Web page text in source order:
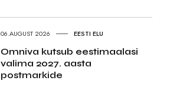
06.AUGUST 2026 EESTI ELU
Omniva kutsub eestimaalasi
valima 2027. aasta
postmarkide